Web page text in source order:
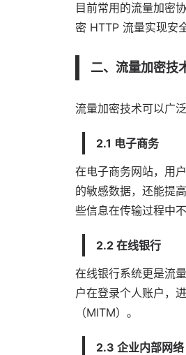
目前常用的流量加密
密 HTTP 流量实现安
二、流量加密技
流量加密技术可以广泛
2.1 电子商务
在电子商务网站，用
的敏感数据，还能提
些信息在传输过程中
2.2 在线银行
在线银行系统更是流
户在登录个人账户，
（MITM）。
2.3 企业内部网络